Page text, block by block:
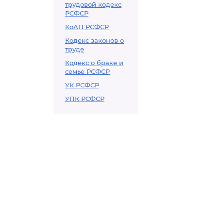
трудовой кодекс
РСФСР
КоАП РСФСР
Кодекс законов о
труде
Кодекс о браке и
семье РСФСР
УК РСФСР
УПК РСФСР